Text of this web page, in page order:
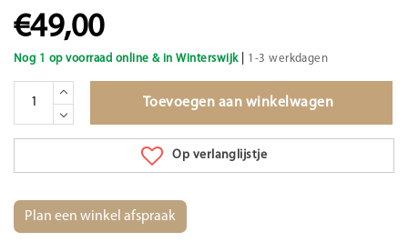
€49,00
Nog 1 op voorraad online & in Winterswijk| 1-3 werkdagen
Toevoegen aan winkelwagen
Op verlanglijstje
Plan een winkel afspraak